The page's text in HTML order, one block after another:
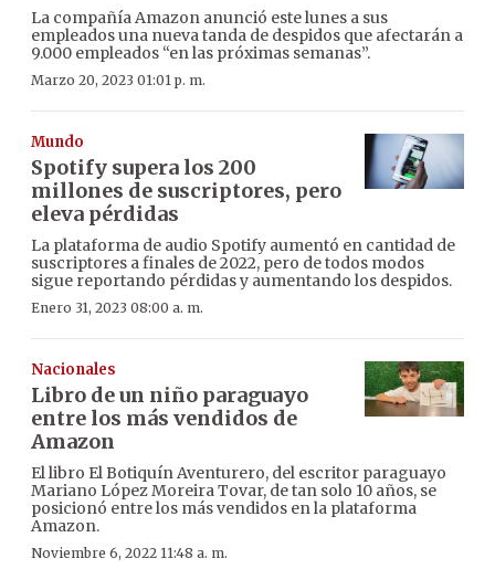
La compañía Amazon anunció este lunes a sus
empleados una nueva tanda de despidos que afectarán a
9.000 empleados “en las próximas semanas”.
Marzo 20, 2023 01:01 p. m.
Mundo
Spotify supera los 200
millones de suscriptores, pero
eleva pérdidas
La plataforma de audio Spotify aumentó en cantidad de
suscriptores a finales de 2022, pero de todos modos
sigue reportando pérdidas y aumentando los despidos.
Enero 31, 2023 08:00 a. m.
Nacionales
Libro de un niño paraguayo
entre los más vendidos de
Amazon
El libro El Botiquín Aventurero, del escritor paraguayo
Mariano López Moreira Tovar, de tan solo 10 años, se
posicionó entre los más vendidos en la plataforma
Amazon.
Noviembre 6, 2022 11:48 a. m.